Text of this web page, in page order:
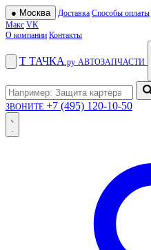
● Москва Доставка Способы оплаты
Макс VK
О компании Контакты
Т ТАЧКА .ру АВТОЗАПЧАСТИ
ЗВОНИТЕ +7 (495) 120-10-50